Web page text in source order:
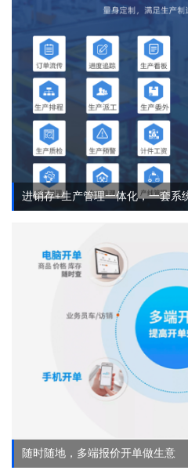
进销存+生产管理一体化，一套系
随时随地，多端报价开单做生意